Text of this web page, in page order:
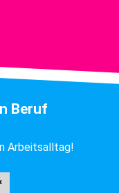
Beruf
Arbeitsalltag!